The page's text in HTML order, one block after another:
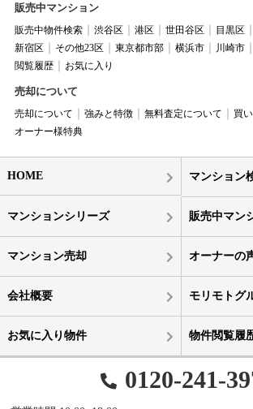
販売中マンション
販売中物件検索 渋谷区 港区 世田谷区 目黒区
新宿区
その他23区 東京都市部 横浜市 川崎市
閲覧履歴
お気に入り
売却について
売却について 強みと特徴 無料査定について
買
オーナー様特典
HOME マンション
マンションシリーズ 販売中マン
マンション売却 オーナーの
会社概要 モリモトグ
お気に入り物件 物件閲覧履
0120-241-